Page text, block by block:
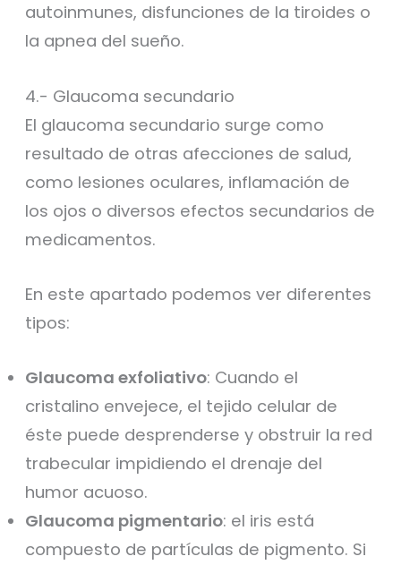
autoinmunes, disfunciones de la tiroides o
la apnea del sueño.
4.- Glaucoma secundario
El glaucoma secundario surge como
resultado de otras afecciones de salud,
como lesiones oculares, inflamación de
los ojos o diversos efectos secundarios de
medicamentos.
En este apartado podemos ver diferentes
tipos:
Glaucoma exfoliativo: Cuando el
cristalino envejece, el tejido celular de
éste puede desprenderse y obstruir la red
trabecular impidiendo el drenaje del
humor acuoso.
Glaucoma pigmentario: el iris está
compuesto de partículas de pigmento. Si